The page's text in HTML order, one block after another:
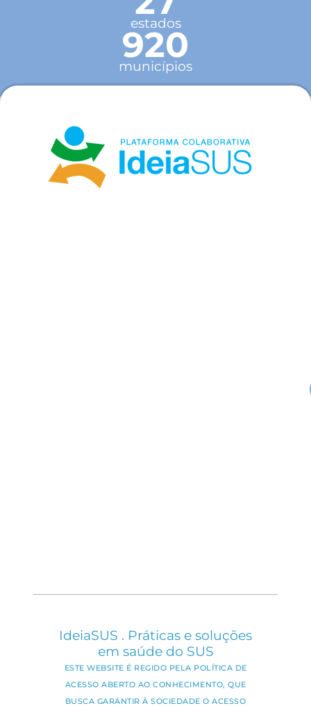
estados
920
municípios
IdeiaSUS . Práticas e soluções
em saúde do SUS
ESTE WEBSITE É REGIDO PELA POLÍTICA DE
ACESSO ABERTO AO CONHECIMENTO, QUE
BUSCA GARANTIR À SOCIEDADE O ACESSO